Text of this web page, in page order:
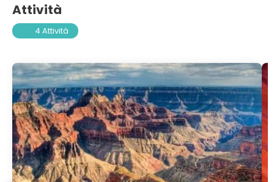
Attività
4 Attività